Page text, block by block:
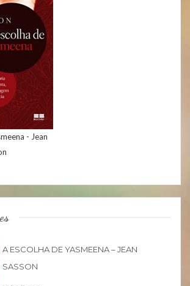
- Jean
A ESCOLHA DE YASMEENA – JEAN
SASSON